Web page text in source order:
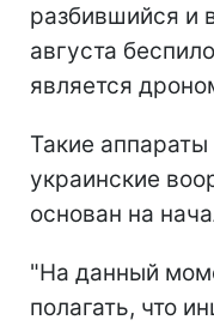
разбившийся и
августа
является
Такие
украинские
основан на
"На данный
полагать, что